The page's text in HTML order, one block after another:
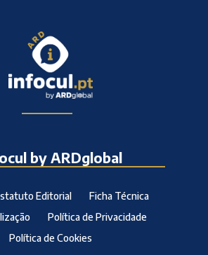
by ARDglobal
Editorial
Ficha Técnica
Política de Privacidade
Política de Cookies